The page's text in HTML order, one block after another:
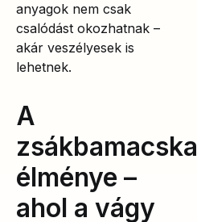
anyagok nem csak
csalódást okozhatnak –
akár veszélyesek is
lehetnek.
A
zsákbamacska
élménye –
ahol a vágy